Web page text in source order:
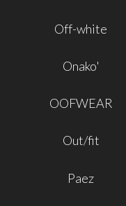
Off-white
Onako'
OOFWEAR
Out/fit
Paez